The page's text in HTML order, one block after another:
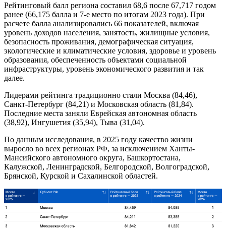
Рейтинговый балл региона составил 68,6 после 67,717 годом
ранее (66,175 балла и 7-е место по итогам 2023 года). При
расчете балла анализировались 66 показателей, включая
уровень доходов населения, занятость, жилищные условия,
безопасность проживания, демографическая ситуация,
экологические и климатические условия, здоровье и уровень
образования, обеспеченность объектами социальной
инфраструктуры, уровень экономического развития и так
далее.
Лидерами рейтинга традиционно стали Москва (84,46),
Санкт-Петербург (84,21) и Московская область (81,84).
Последние места заняли Еврейская автономная область
(38,92), Ингушетия (35,94), Тыва (31,04).
По данным исследования, в 2025 году качество жизни
выросло во всех регионах РФ, за исключением Ханты-
Мансийского автономного округа, Башкортостана,
Калужской, Ленинградской, Белгородской, Волгоградской,
Брянской, Курской и Сахалинской областей.